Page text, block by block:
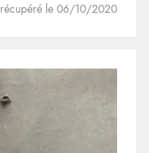
récupéré le 06/10/2020